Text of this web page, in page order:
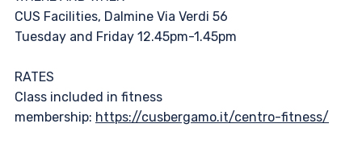
CUS Facilities, Dalmine Via Verdi 56
Tuesday and Friday 12.45pm-1.45pm
RATES
Class included in fitness
membership: https://cusbergamo.it/centro-fitness/